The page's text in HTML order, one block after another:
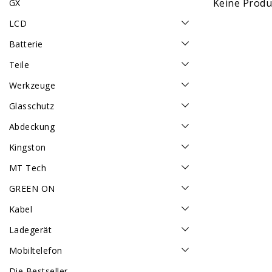
GX
LCD
Batterie
Teile
Werkzeuge
Glasschutz
Abdeckung
Kingston
MT Tech
GREEN ON
Kabel
Ladegerät
Mobiltelefon
Keine